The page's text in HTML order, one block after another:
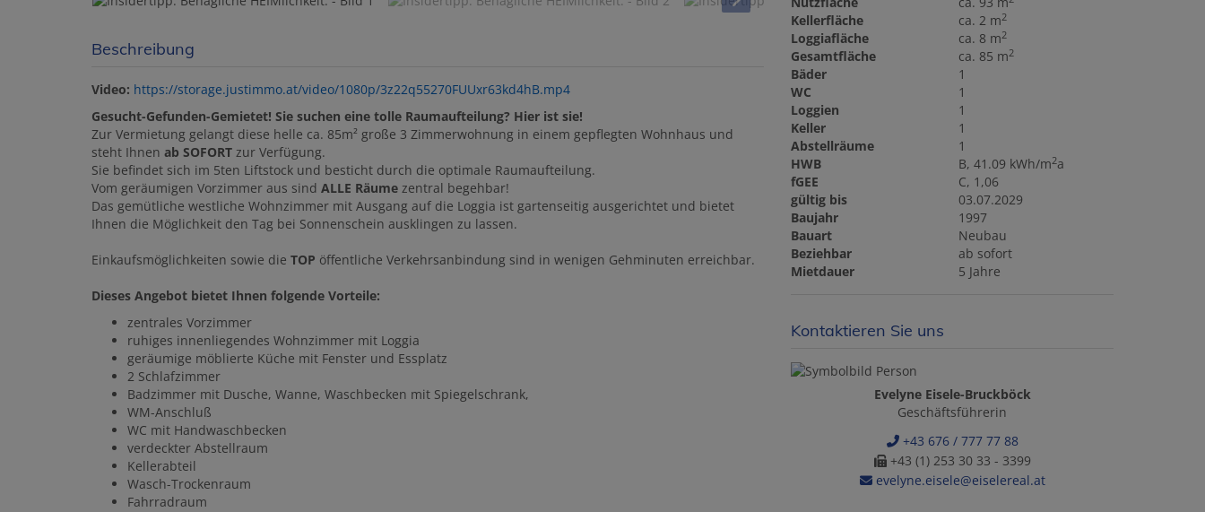
Beschreibung
Video: https://storage.justimmo.at/video/1080p/3z22q55270FUUxr63kd4hB.mp4
Gesucht-Gefunden-Gemietet! Sie suchen eine tolle Raumaufteilung? Hier ist sie!
Zur Vermietung gelangt diese helle ca. 85m² große 3 Zimmerwohnung in einem gepflegten Wohnhaus und
steht Ihnen ab SOFORT zur Verfügung.
Sie befindet sich im 5ten Liftstock und besticht durch die optimale Raumaufteilung.
Vom geräumigen Vorzimmer aus sind ALLE Räume zentral begehbar!
Das gemütliche westliche Wohnzimmer mit Ausgang auf die Loggia ist gartenseitig ausgerichtet und bietet
Ihnen die Möglichkeit den Tag bei Sonnenschein ausklingen zu lassen.
Einkaufsmöglichkeiten sowie die TOP öffentliche Verkehrsanbindung sind in wenigen Gehminuten erreichbar.
Dieses Angebot bietet Ihnen folgende Vorteile:
zentrales Vorzimmer
ruhiges innenliegendes Wohnzimmer mit Loggia
geräumige möblierte Küche mit Fenster und Essplatz
2 Schlafzimmer
Badzimmer mit Dusche, Wanne, Waschbecken mit Spiegelschrank,
WM-Anschluß
WC mit Handwaschbecken
verdeckter Abstellraum
Kellerabteil
Wasch-Trockenraum
Fahrradraum
Kellerfläche ca. 2 m2
Loggiafläche ca. 8 m2
Gesamtfläche ca. 85 m2
Bäder
1
WC
1
Loggien
1
Keller
1
Abstellräume
1
HWB
B, 41.09 kWh/m2a
fGEE
C, 1,06
gültig bis
03.07.2029
Baujahr
1997
Bauart
Neubau
Beziehbar
ab sofort
Mietdauer
5 Jahre
Kontaktieren Sie uns
Evelyne Eisele-Bruckböck
Geschäftsführerin
+43 676 / 777 77 88
+43 (1) 253 30 33 - 3399
evelyne.eisele@eiselereal.at